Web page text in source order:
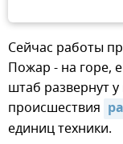
Сейчас работы
Пожар - на горе,
штаб развернут
происшествия
единиц техники.